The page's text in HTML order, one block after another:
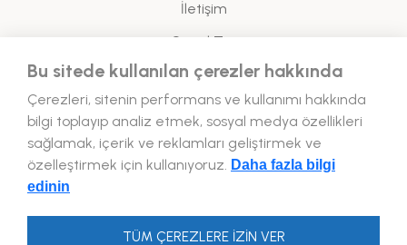
Bu sitede kullanılan çerezler hakkında
Çerezleri, sitenin performans ve kullanımı hakkında
bilgi toplayıp analiz etmek, sosyal medya özellikleri
sağlamak, içerik ve reklamları geliştirmek ve
özelleştirmek için kullanıyoruz. Daha fazla bilgi
edinin
TÜM ÇEREZLERE İZİN VER
İletişim
Sanal Tur
Yasal
Enerji Politikası